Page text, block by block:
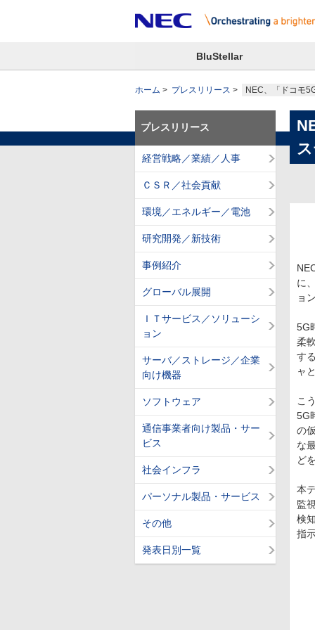
BluStellar
ホーム プレスリリース NEC、「ドコモ
に
ョ
5G
柔
す
ャ
こ
5G
の
な
ど
本
監
検
指
プレスリリース
経営戦略／業績／人事
ＣＳＲ／社会貢献
環境／エネルギー／電池
研究開発／新技術
事例紹介
グローバル展開
ＩＴサービス／ソリューシ
ョン
サーバ／ストレージ／企業
向け機器
ソフトウェア
通信事業者向け製品・サー
ビス
社会インフラ
パーソナル製品・サービス
その他
発表日別一覧